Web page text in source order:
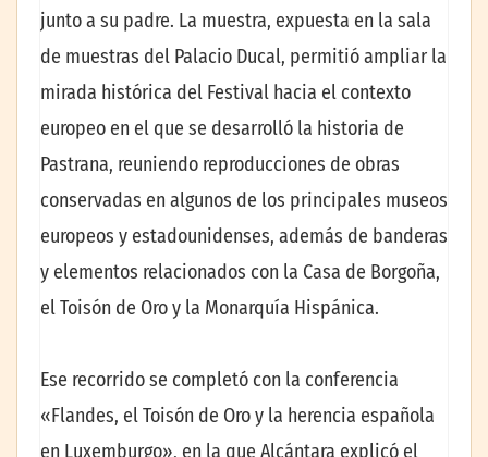
junto a su padre. La muestra, expuesta en la sala
de muestras del Palacio Ducal, permitió ampliar la
mirada histórica del Festival hacia el contexto
europeo en el que se desarrolló la historia de
Pastrana, reuniendo reproducciones de obras
conservadas en algunos de los principales museos
europeos y estadounidenses, además de banderas
y elementos relacionados con la Casa de Borgoña,
el Toisón de Oro y la Monarquía Hispánica.
Ese recorrido se completó con la conferencia
«Flandes, el Toisón de Oro y la herencia española
en Luxemburgo», en la que Alcántara explicó el